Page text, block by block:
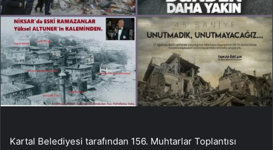
Kartal Belediyesi tarafından 156. Muhtarlar Toplantısı